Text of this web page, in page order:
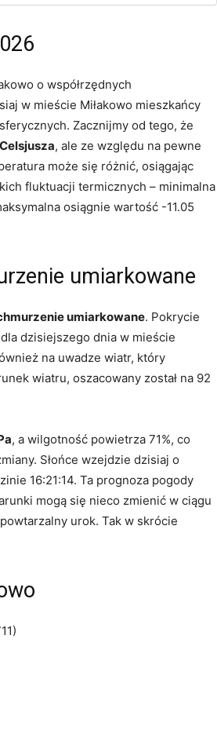
o współrzędnych
w mieście Miłakowo mieszkańcy
Zacznijmy od tego, że
, ale ze względu na pewne
może się różnić, osiągając
fluktuacji termicznych – minimalna
osiągnie wartość -11.05
umiarkowane
umiarkowane. Pokrycie
dzisiejszego dnia w mieście
na uwadze wiatr, który
wiatru, oszacowany został na 92
, a wilgotność powietrza 71%, co
Słońce wzejdzie dzisiaj o
16:21:14. Ta prognoza pogody
mogą się nieco zmienić w ciągu
urok. Tak w skrócie